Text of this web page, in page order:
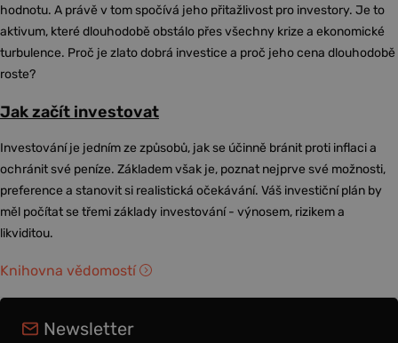
hodnotu. A právě v tom spočívá jeho přitažlivost pro investory. Je to
aktivum, které dlouhodobě obstálo přes všechny krize a ekonomické
turbulence. Proč je zlato dobrá investice a proč jeho cena dlouhodobě
roste?
Jak začít investovat
Investování je jedním ze způsobů, jak se účinně bránit proti inflaci a
ochránit své peníze. Základem však je, poznat nejprve své možnosti,
preference a stanovit si realistická očekávání. Váš investiční plán by
měl počítat se třemi základy investování - výnosem, rizikem a
likviditou.
Knihovna vědomostí
Newsletter